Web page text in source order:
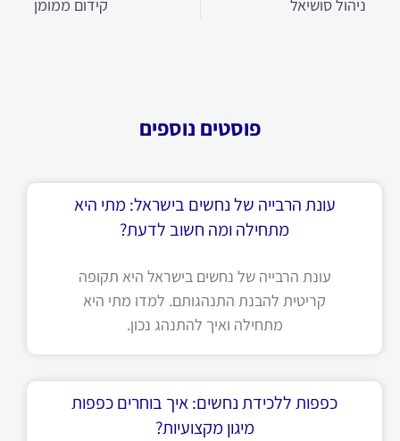
ניהול סושיאל קידום ממומן
פוסטים נוספים
עונת הרבייה של נחשים בישראל: מתי היא
מתחילה ומה חשוב לדעת?
עונת הרבייה של נחשים בישראל היא תקופה
קריטית להבנת התנהגותם. למדו מתי היא
מתחילה ואיך להתנהג נכון.
כפפות ללכידת נחשים: איך בוחרים כפפות
מיגון מקצועיות?